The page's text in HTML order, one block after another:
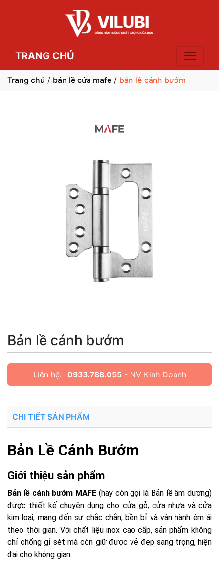
TRANG CHỦ
Trang chủ / bản lề cửa mafe / bản lề cánh bướm
Bản lề cánh bướm
Liên hệ: 0933.788.055- NV Kinh Doanh
CHI TIẾT SẢN PHẨM
Bản Lề Cánh Bướm
Giới thiệu sản phẩm
Bản lề cánh bướm MAFE (hay còn gọi là Bản lề âm dương)
được thiết kế chuyên dụng cho cửa gỗ, cửa nhựa và cửa
kim loại, mang đến sự chắc chắn, bền bỉ và vận hành êm ái
theo thời gian. Với chất liệu inox cao cấp, sản phẩm không
chỉ chống gỉ sét mà còn giữ được vẻ đẹp sang trọng, hiện
đại cho không gian.